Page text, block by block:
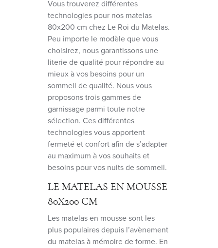
Vous trouverez différentes
technologies pour nos matelas
80x200 cm chez Le Roi du Matelas.
Peu importe le modèle que vous
choisirez, nous garantissons une
literie de qualité pour répondre au
mieux à vos besoins pour un
sommeil de qualité. Nous vous
proposons trois gammes de
garnissage parmi toute notre
sélection. Ces différentes
technologies vous apportent
fermeté et confort afin de s’adapter
au maximum à vos souhaits et
besoins pour vos nuits de sommeil.
LE MATELAS EN MOUSSE
80X200 CM
Les matelas en mousse sont les
plus populaires depuis l’avènement
du matelas à mémoire de forme. En